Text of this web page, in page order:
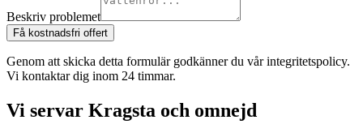
Beskriv problemet
Få kostnadsfri offert
Genom att skicka detta formulär godkänner du vår integritetspolicy.
Vi kontaktar dig inom 24 timmar.
Vi servar Kragsta och omnejd